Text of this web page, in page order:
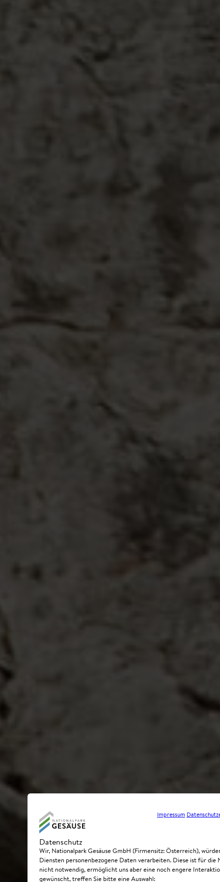
Datenschutz
Impressum
Wir, Nationalpark Gesäuse GmbH (Firmensitz: Österreich),
Diensten personenbezogene Daten verarbeiten. Diese ist für die
nicht notwendig, ermöglicht uns aber eine noch engere
gewünscht, treffen Sie bitte eine Auswahl: